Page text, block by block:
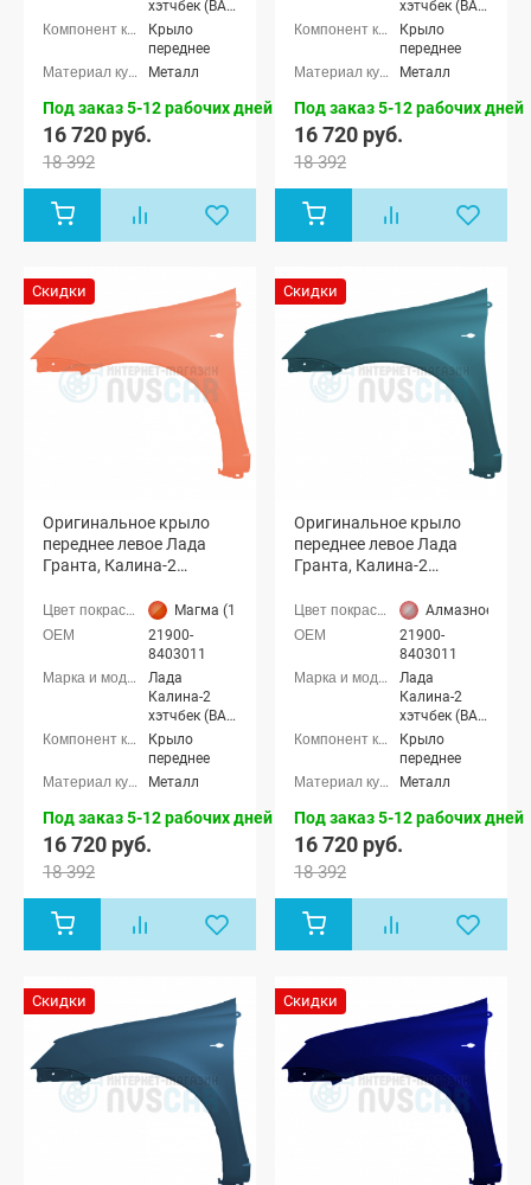
хэтчбек (ВАЗ
2192), Лада
Калина-2
универсал
(ВАЗ 2194),
Лада
Калина-2
Кросс
2190), Лада
Крыло
переднее
Металл
Под заказ 5-12 рабочих дней
16 720 руб.
18 392
хэтчбек (ВАЗ
2192), Лада
Калина-2
универсал
(ВАЗ 2194),
Лада
Калина-2
Кросс
2190), Лада
Крыло
переднее
Металл
Под заказ 5-12 рабочих дней
16 720 руб.
18 392
Скидки
Оригинальное крыло
переднее левое Лада
Гранта, Калина-2
Магма (119 оранжевый)
21900-
8403011
Лада
Калина-2
хэтчбек (ВАЗ
2192), Лада
Калина-2
(ВАЗ 2194),
Лада
Калина-2
Кросс
2190), Лада
Крыло
переднее
Металл
Под заказ 5-12 рабочих дней
16 720 руб.
18 392
Скидки
Оригинальное крыло
переднее левое Лада
Гранта, Калина-2
Алмазное
21900-
8403011
Лада
Калина-2
хэтчбек (ВАЗ
2192), Лада
Калина-2
(ВАЗ 2194),
Лада
Калина-2
Кросс
2190), Лада
Крыло
переднее
Металл
Под заказ 5-12 рабочих дней
16 720 руб.
18 392
Скидки Скидки